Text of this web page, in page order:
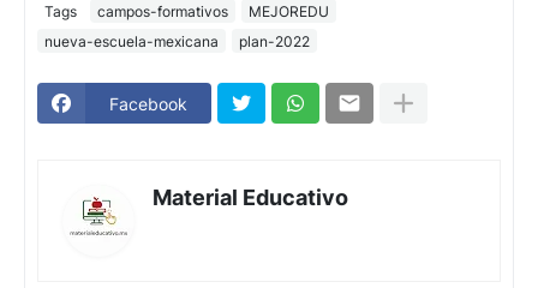
Tags campos-formativos
MEJOREDU
nueva-escuela-mexicana
plan-2022
Facebook
Material Educativo